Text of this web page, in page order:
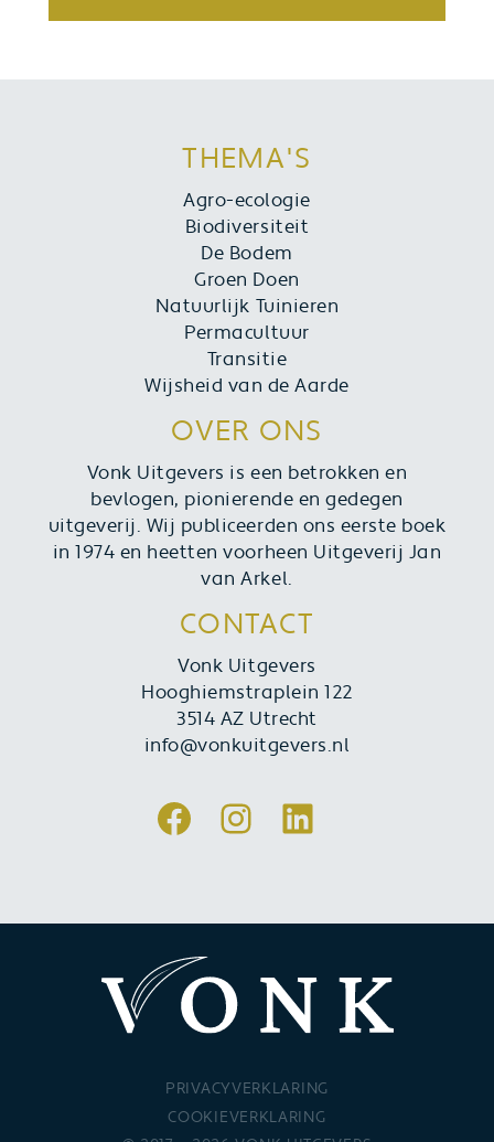
THEMA'S
Agro-ecologie
Biodiversiteit
De Bodem
Groen Doen
Natuurlijk Tuinieren
Permacultuur
Transitie
Wijsheid van de Aarde
OVER ONS
Vonk Uitgevers is een betrokken en
bevlogen, pionierende en gedegen
uitgeverij. Wij publiceerden ons eerste boek
in 1974 en heetten voorheen Uitgeverij Jan
van Arkel.
CONTACT
Vonk Uitgevers
Hooghiemstraplein 122
3514 AZ Utrecht
info@vonkuitgevers.nl
Facebook
Instagram
LinkedIn
PRIVACYVERKLARING
COOKIEVERKLARING